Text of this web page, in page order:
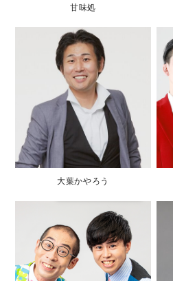
甘味処
大葉かやろう